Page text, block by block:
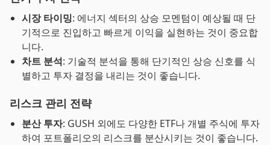
시장 타이밍: 에너지 섹터의 상승 모멘텀이 예상될 때 단
기적으로 진입하고 빠르게 이익을 실현하는 것이 중요합
니다.
차트 분석: 기술적 분석을 통해 단기적인 상승 신호를 식
별하고 투자 결정을 내리는 것이 좋습니다.
리스크 관리 전략
분산 투자: GUSH 외에도 다양한 ETF나 개별 주식에 투자
하여 포트폴리오의 리스크를 분산시키는 것이 좋습니다.